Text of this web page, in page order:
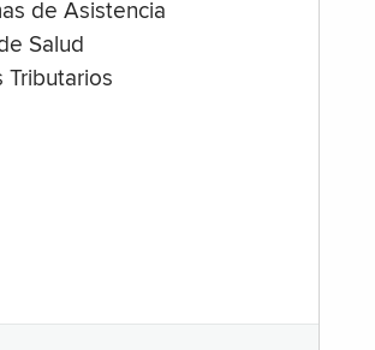
de Asistencia
Salud
Tributarios